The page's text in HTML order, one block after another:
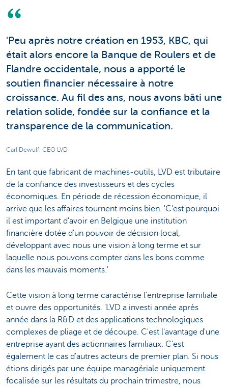
'Peu après notre création en 1953, KBC, qui
était alors encore la Banque de Roulers et de
Flandre occidentale, nous a apporté le
soutien financier nécessaire à notre
croissance. Au fil des ans, nous avons bâti une
relation solide, fondée sur la confiance et la
transparence de la communication.
Carl Dewulf, CEO LVD
En tant que fabricant de machines-outils, LVD est tributaire
de la confiance des investisseurs et des cycles
économiques. En période de récession économique, il
arrive que les affaires tournent moins bien. 'C'est pourquoi
il est important d'avoir en Belgique une institution
financière dotée d'un pouvoir de décision local,
développant avec nous une vision à long terme et sur
laquelle nous pouvons compter dans les bons comme
dans les mauvais moments.'
Cette vision à long terme caractérise l'entreprise familiale
et ouvre des opportunités. 'LVD a investi année après
année dans la R&D et des applications technologiques
complexes de pliage et de découpe. C'est l'avantage d'une
entreprise ayant des actionnaires familiaux. C'est
également le cas d'autres acteurs de premier plan. Si nous
étions dirigés par une équipe managériale uniquement
focalisée sur les résultats du prochain trimestre, nous